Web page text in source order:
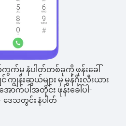
တ်ကွက်မှ နံပါတ်တစ်ခုကို ဖုန်းခေါ်
င် ကျွန်းဆွယ်များ မှ မွန်ဂိုးလီးယား
ောက်ပါအတိုင်း ဖုန်းခေါ်ပါ-
ဒေသတွင်း နံပါတ်